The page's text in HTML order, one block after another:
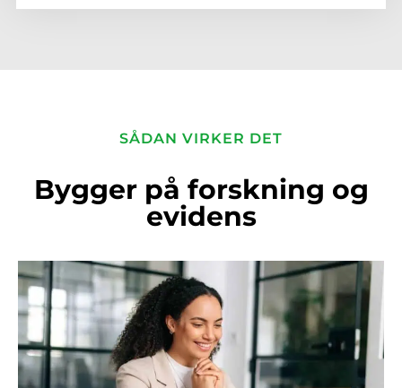
SÅDAN VIRKER DET
Bygger på forskning og
evidens